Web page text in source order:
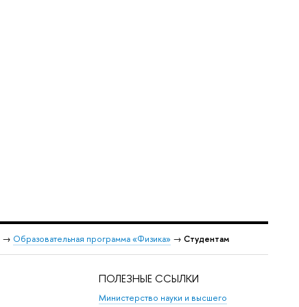
→ Образовательная программа «Физика» → Студентам
ПОЛЕЗНЫЕ ССЫЛКИ
Министерство науки и высшего